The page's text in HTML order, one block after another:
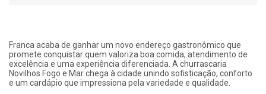
Franca acaba de ganhar um novo endereço gastronômico que
promete conquistar quem valoriza boa comida, atendimento de
excelência e uma experiência diferenciada. A churrascaria
Novilhos Fogo e Mar chega à cidade unindo sofisticação, conforto
e um cardápio que impressiona pela variedade e qualidade.